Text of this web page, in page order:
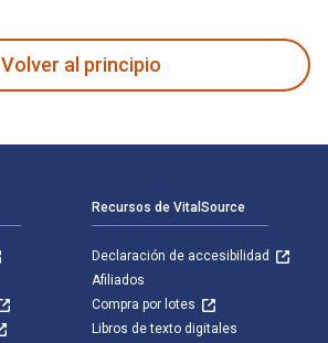
Volver al principio
Recursos de VitalSource
Declaración de accesibilidad
Afiliados
Compra por lotes
Libros de texto digitales